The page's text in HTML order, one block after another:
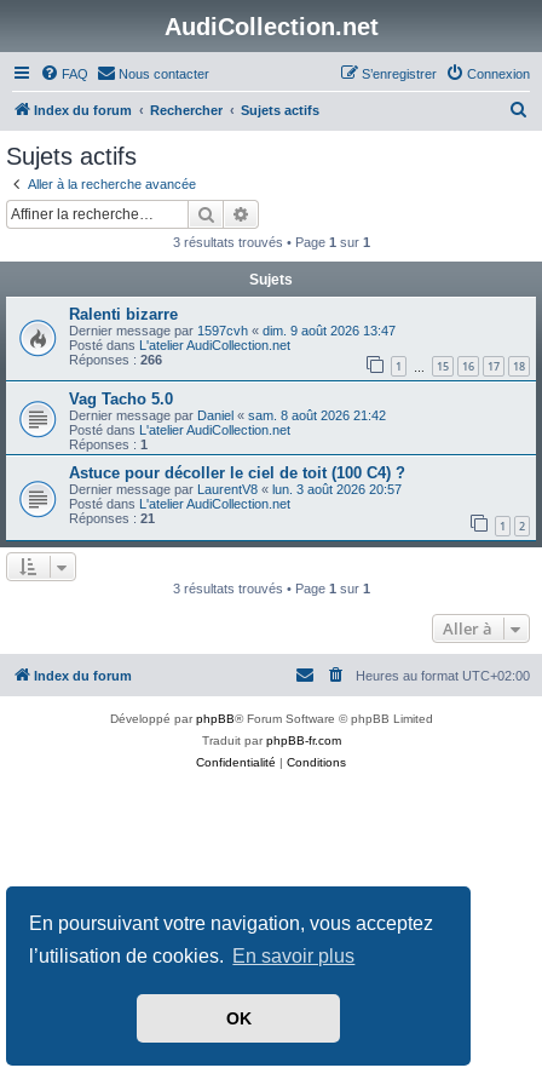
En poursuivant votre navigation, vous acceptez
l’utilisation de cookies. En savoir plus
OK
AudiCollection.net
FAQ Nous contacter Connexion
S’enregistrer
Index du forum Rechercher Sujets actifs
Sujets actifs
Aller à la recherche avancée
Rechercher
3 résultats trouvés • Page 1 sur 1
Sujets
Ralenti bizarre
Dernier message par 1597cvh « dim. 9 août 2026 13:47
Posté dans L'atelier AudiCollection.net
Réponses : 266 1 15 16 17 18
Vag Tacho 5.0
Dernier message par Daniel « sam. 8 août 2026 21:42
Posté dans L'atelier AudiCollection.net
Réponses : 1
Astuce pour décoller le ciel de toit (100 C4) ?
Dernier message par LaurentV8 « lun. 3 août 2026 20:57
Posté dans L'atelier AudiCollection.net
Réponses : 21 1 2
3 résultats trouvés • Page 1 sur 1
Aller à
Index du forum Heures au format UTC+02:00
Développé parphpBB® Forum Software © phpBB Limited
Traduit parphpBB-fr.com
Confidentialité | Conditions